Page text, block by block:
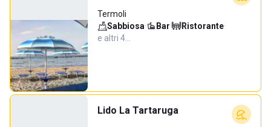
Termoli
Sabbiosa· Bar· Ristorante·
e altri 4…
Lido La Tartaruga